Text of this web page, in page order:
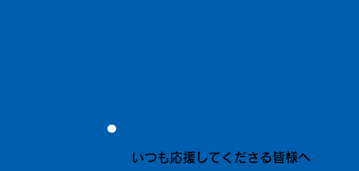
いつも応援してくださる皆様へ